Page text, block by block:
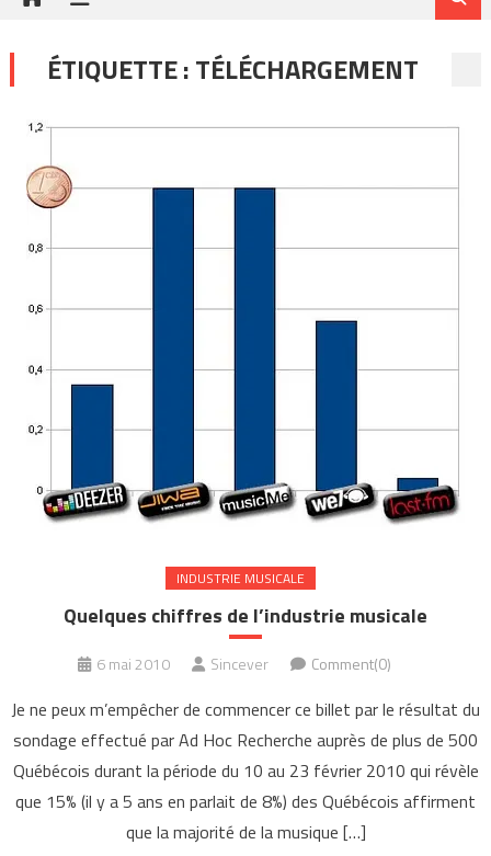
ÉTIQUETTE :TÉLÉCHARGEMENT
INDUSTRIE MUSICALE
Quelques chiffres de l’industrie musicale
6 mai 2010 Sincever Comment(0)
Je ne peux m’empêcher de commencer ce billet par le résultat du
sondage effectué par Ad Hoc Recherche auprès de plus de 500
Québécois durant la période du 10 au 23 février 2010 qui révèle
que 15% (il y a 5 ans en parlait de 8%) des Québécois affirment
que la majorité de la musique […]